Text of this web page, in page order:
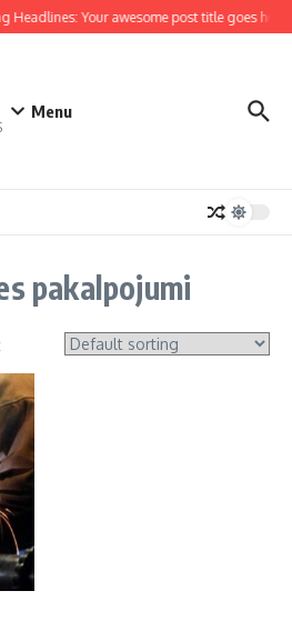
Headlines: Your awesome post title goes here
Menu
pakalpojumi